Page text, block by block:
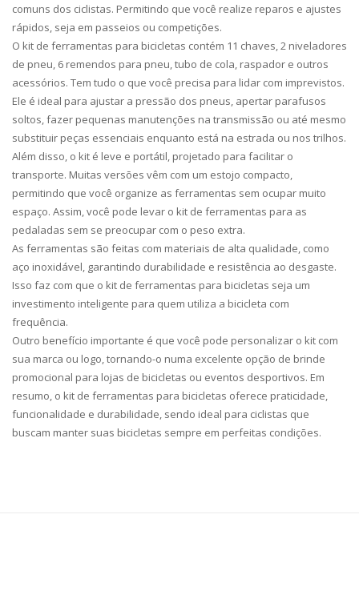
comuns dos ciclistas. Permitindo que você realize reparos e ajustes
rápidos, seja em passeios ou competições.
O kit de ferramentas para bicicletas contém 11 chaves, 2 niveladores
de pneu, 6 remendos para pneu, tubo de cola, raspador e outros
acessórios. Tem tudo o que você precisa para lidar com imprevistos.
Ele é ideal para ajustar a pressão dos pneus, apertar parafusos
soltos, fazer pequenas manutenções na transmissão ou até mesmo
substituir peças essenciais enquanto está na estrada ou nos trilhos.
Além disso, o kit é leve e portátil, projetado para facilitar o
transporte. Muitas versões vêm com um estojo compacto,
permitindo que você organize as ferramentas sem ocupar muito
espaço. Assim, você pode levar o kit de ferramentas para as
pedaladas sem se preocupar com o peso extra.
As ferramentas são feitas com materiais de alta qualidade, como
aço inoxidável, garantindo durabilidade e resistência ao desgaste.
Isso faz com que o kit de ferramentas para bicicletas seja um
investimento inteligente para quem utiliza a bicicleta com
frequência.
Outro benefício importante é que você pode personalizar o kit com
sua marca ou logo, tornando-o numa excelente opção de brinde
promocional para lojas de bicicletas ou eventos desportivos. Em
resumo, o kit de ferramentas para bicicletas oferece praticidade,
funcionalidade e durabilidade, sendo ideal para ciclistas que
buscam manter suas bicicletas sempre em perfeitas condições.